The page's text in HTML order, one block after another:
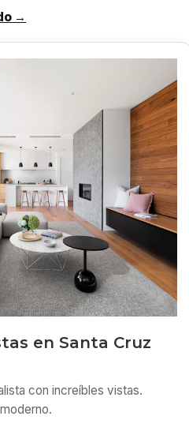
→
en Santa Cruz
con increíbles vistas.